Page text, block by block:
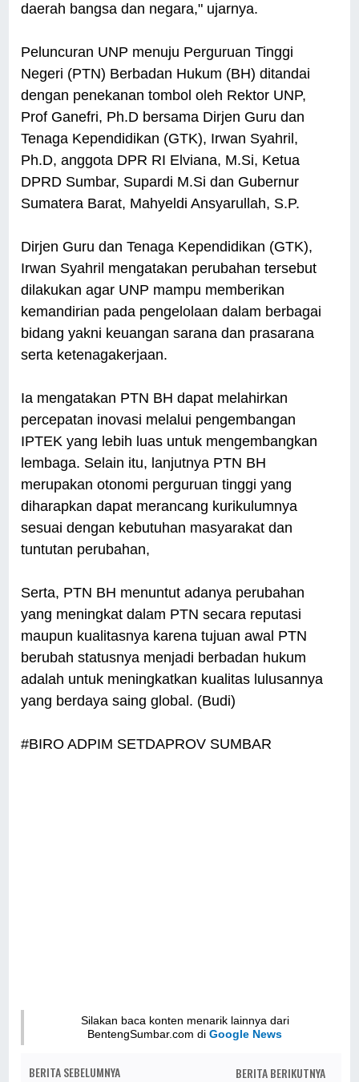
daerah bangsa dan negara," ujarnya.
Peluncuran UNP menuju Perguruan Tinggi
Negeri (PTN) Berbadan Hukum (BH) ditandai
dengan penekanan tombol oleh Rektor UNP,
Prof Ganefri, Ph.D bersama Dirjen Guru dan
Tenaga Kependidikan (GTK), Irwan Syahril,
Ph.D, anggota DPR RI Elviana, M.Si, Ketua
DPRD Sumbar, Supardi M.Si dan Gubernur
Sumatera Barat, Mahyeldi Ansyarullah, S.P.
Dirjen Guru dan Tenaga Kependidikan (GTK),
Irwan Syahril mengatakan perubahan tersebut
dilakukan agar UNP mampu memberikan
kemandirian pada pengelolaan dalam berbagai
bidang yakni keuangan sarana dan prasarana
serta ketenagakerjaan.
Ia mengatakan PTN BH dapat melahirkan
percepatan inovasi melalui pengembangan
IPTEK yang lebih luas untuk mengembangkan
lembaga. Selain itu, lanjutnya PTN BH
merupakan otonomi perguruan tinggi yang
diharapkan dapat merancang kurikulumnya
sesuai dengan kebutuhan masyarakat dan
tuntutan perubahan,
Serta, PTN BH menuntut adanya perubahan
yang meningkat dalam PTN secara reputasi
maupun kualitasnya karena tujuan awal PTN
berubah statusnya menjadi berbadan hukum
adalah untuk meningkatkan kualitas lulusannya
yang berdaya saing global. (Budi)
#BIRO ADPIM SETDAPROV SUMBAR
Silakan baca konten menarik lainnya dari
BentengSumbar.com diGoogle News
BERITA SEBELUMNYA BERITA BERIKUTNYA